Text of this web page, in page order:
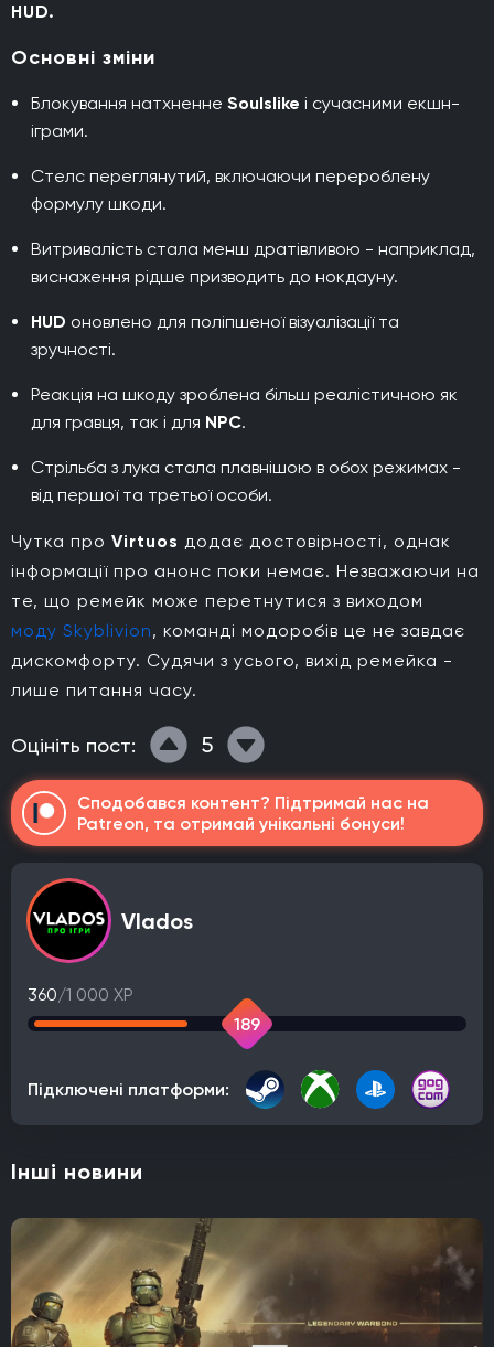
HUD.
Основні зміни
Блокування натхненне Soulslike і сучасними екшн-
іграми.
Стелс переглянутий, включаючи перероблену
формулу шкоди.
Витривалість стала менш дратівливою - наприклад,
виснаження рідше призводить до нокдауну.
HUD оновлено для поліпшеної візуалізації та
зручності.
Реакція на шкоду зроблена більш реалістичною як
для гравця, так і для NPC.
Стрільба з лука стала плавнішою в обох режимах -
від першої та третьої особи.
Чутка про Virtuos додає достовірності, однак
інформації про анонс поки немає. Незважаючи на
те, що ремейк може перетнутися з виходом
моду Skyblivion, команді модоробів це не завдає
дискомфорту. Судячи з усього, вихід ремейка -
лише питання часу.
Оцініть пост: 5
Сподобався контент? Підтримай нас на
Patreon, та отримай унікальні бонуси!
Vlados
360/1 000 XP
189
Підключені платформи:
Інші новини